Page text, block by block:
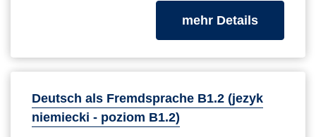
mehr Detailszum
Deutsch als Fremdsprache B1.2 (jezyk
niemiecki - poziom B1.2)